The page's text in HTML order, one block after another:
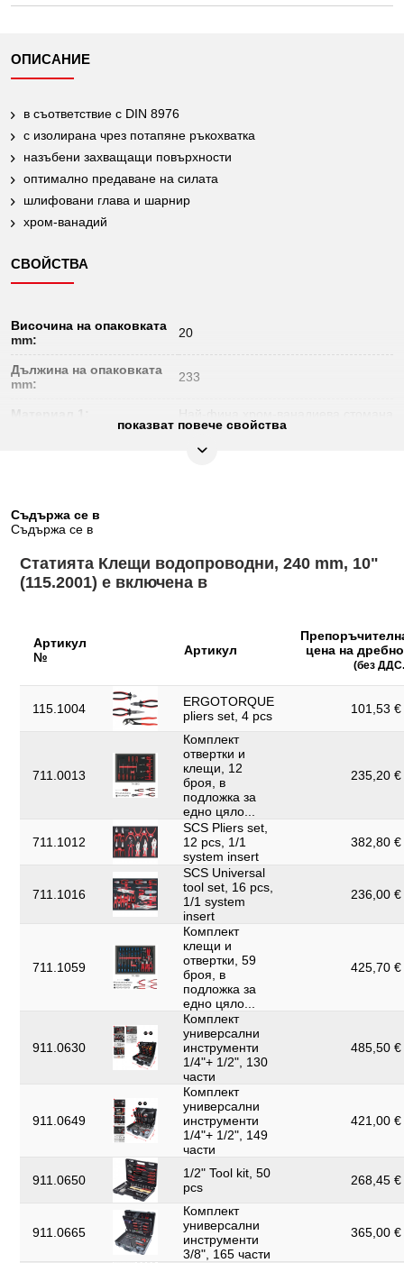
ОПИСАНИЕ
в съответствие с DIN 8976
с изолирана чрез потапяне ръкохватка
назъбени захващащи повърхности
оптимално предаване на силата
шлифовани глава и шарнир
хром-ванадий
СВОЙСТВА
Височина на опаковката
mm:
20
Дължина на опаковката
mm:
233
Ръкохватка:
Съдържание на
опаковката:
1
Форма:
7-стъпална назъбена захващаща
повърхност
Частична дължина L2 в
34.0
46.0
Широчина на опаковката
91
макс. отвор на клещите
(А) в mm:
36
показват повече свойства
Съдържа се в
Съдържа се в
Статията Клещи водопроводни, 240 mm, 10"
(115.2001) е включена в
Артикул
№
Артикул
цена на
(без
115.1004
ERGOTORQUE
pliers set, 4 pcs
101,53 €
711.0013
Комплект
отвертки и
клещи, 12
броя, в
подложка за
едно цяло...
235,20 €
711.1012
SCS Pliers set,
12 pcs, 1/1
system insert
382,80 €
711.1016
SCS Universal
tool set, 16 pcs,
1/1 system
insert
236,00 €
711.1059
Комплект
клещи и
отвертки, 59
броя, в
подложка за
едно цяло...
425,70 €
911.0630
Комплект
универсални
инструменти
1/4"+ 1/2", 130
части
485,50 €
911.0649
Комплект
универсални
инструменти
1/4"+ 1/2", 149
части
421,00 €
911.0650
1/2" Tool kit, 50
pcs
268,45 €
911.0665
Комплект
универсални
инструменти
3/8", 165 части
365,00 €